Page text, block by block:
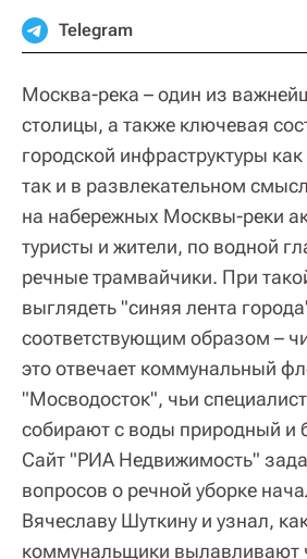
Telegram
Москва-река – один из
столицы, а также ключевая
городской инфраструктуры
так и в развлекательном
на набережных Москвы-реки
туристы и жители, по водной
речные трамвайчики. При
выглядеть "синяя лента
соответствующим образом –
это отвечает коммунальный
"Мосводосток", чьи
собирают с воды природный и
Сайт "РИА Недвижимость"
вопросов о речной уборке
Вячеславу Шуткину и узнал,
коммунальщики вылавливают